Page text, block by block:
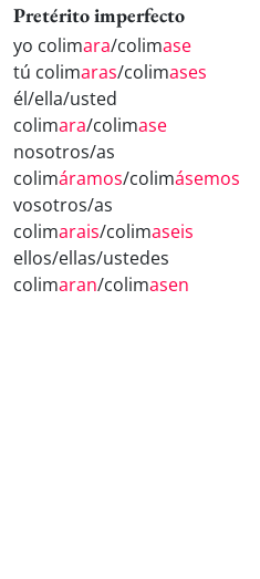
Pretérito imperfecto
yo colimara/colimase
tú colimaras/colimases
él/ella/usted
colimara/colimase
nosotros/as
colimáramos/colimásemos
vosotros/as
colimarais/colimaseis
ellos/ellas/ustedes
colimaran/colimasen